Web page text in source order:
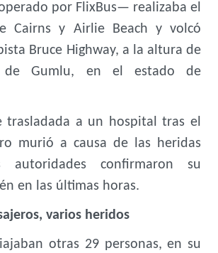
por FlixBus— realizaba el
Cairns y Airlie Beach y volcó
Bruce Highway, a la altura de
de Gumlu, en el estado de
trasladada a un hospital tras el
murió a causa de las heridas
autoridades confirmaron su
en las últimas horas.
varios heridos
otras 29 personas, en su